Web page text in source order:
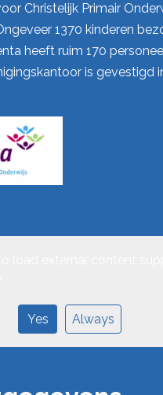
Christelijk Primair
1370 kinderen
heeft ruim 170
is gevestigd
Yes Always